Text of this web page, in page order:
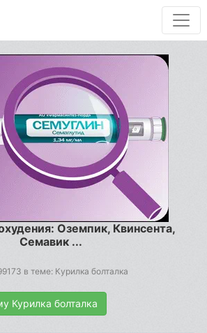
Оземпик, Квинсента,
Семавик ...
в теме: Курилка болталка
Курилка болталка